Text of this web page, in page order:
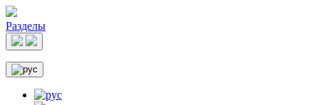
Разделы